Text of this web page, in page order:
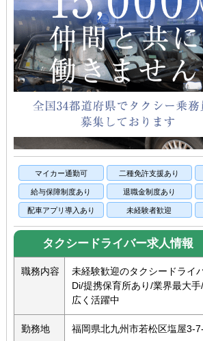
マイカー通勤可 二種免許支援あり
給与保障制度あり 退職金制度あり
配車アプリ導入あり 未経験者歓迎
タクシードライバー求人情報
職務内容
未経験歓迎のタクシードライ
Di/提携保育所あり/業界最大
広く活躍中
勤務地 福岡県北九州市若松区塩屋3-